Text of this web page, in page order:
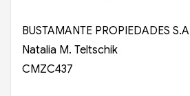
BUSTAMANTE PROPIEDADES S.A
Natalia M. Teltschik
CMZC437